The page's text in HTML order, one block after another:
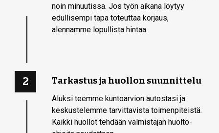
noin minuutissa. Jos työn aikana löytyy
edullisempi tapa toteuttaa korjaus,
alennamme lopullista hintaa.
2 Tarkastus ja huollon suunnittelu
Aluksi teemme kuntoarvion autostasi ja
keskustelemme tarvittavista toimenpiteistä.
Kaikki huollot tehdään valmistajan huolto-